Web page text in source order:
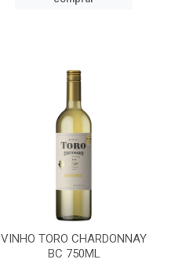
VINHO TORO CHARDONNAY
BC 750ML